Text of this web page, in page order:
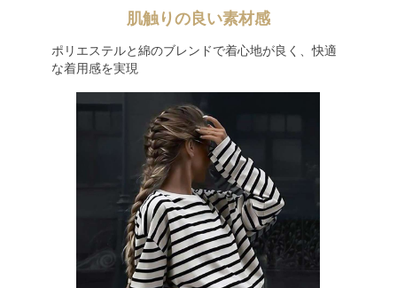
肌触りの良い素材感
ポリエステルと綿のブレンドで着心地が良く、快適
な着用感を実現